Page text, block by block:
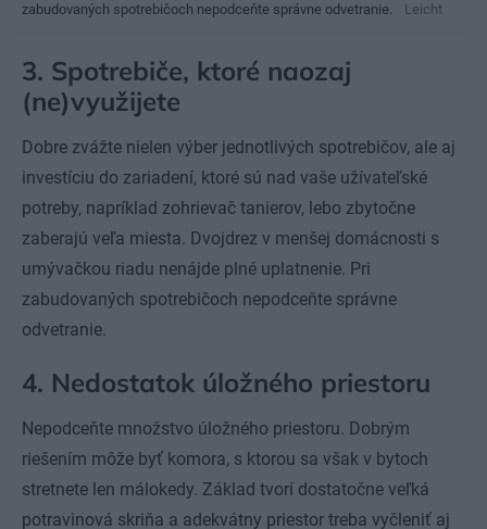
zabudovaných spotrebičoch nepodceňte správne odvetranie.
Leicht
3. Spotrebiče, ktoré naozaj
(ne)využijete
Dobre zvážte nielen výber jednotlivých spotrebičov, ale aj
investíciu do zariadení, ktoré sú nad vaše užívateľské
potreby, napríklad zohrievač tanierov, lebo zbytočne
zaberajú veľa miesta. Dvojdrez v menšej domácnosti s
umývačkou riadu nenájde plné uplatnenie. Pri
zabudovaných spotrebičoch nepodceňte správne
odvetranie.
4. Nedostatok úložného priestoru
Nepodceňte množstvo úložného priestoru. Dobrým
riešením môže byť komora, s ktorou sa však v bytoch
stretnete len málokedy. Základ tvorí dostatočne veľká
potravinová skriňa a adekvátny priestor treba vyčleniť aj